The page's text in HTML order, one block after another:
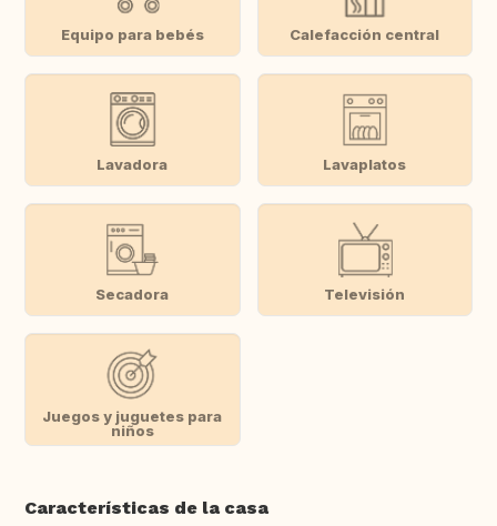
Equipo para bebés Calefacción central
Lavadora Lavaplatos
Secadora Televisión
Juegos y juguetes para
niños
Características de la casa